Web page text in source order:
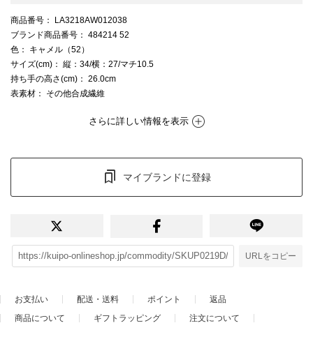
商品番号 ： LA3218AW012038
ブランド商品番号 ： 484214 52
色 ： キャメル（52）
サイズ(cm) ： 縦：34/横：27/マチ10.5
持ち手の高さ(cm) ： 26.0cm
表素材 ： その他合成繊維
さらに詳しい情報を表示
マイブランドに登録
URLをコピー
お支払い 配送・送料 ポイント
返品
商品について
ギフトラッピング 注文について